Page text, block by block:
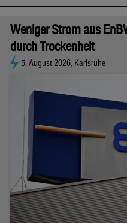
Weniger Strom aus
durch Trockenheit
5. August 2026, Karlsruhe